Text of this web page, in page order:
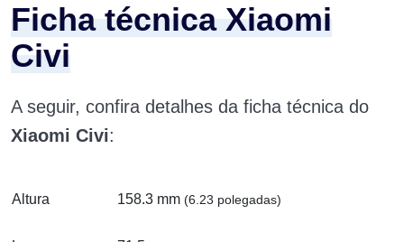
Ficha técnica Xiaomi
Civi
A seguir, confira detalhes da ficha técnica do
Xiaomi Civi:
Altura 158.3 mm (6.23 polegadas)